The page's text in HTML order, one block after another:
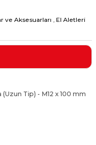
ve Aksesuarları , El Aletleri
Tip) - M12 x 100 mm